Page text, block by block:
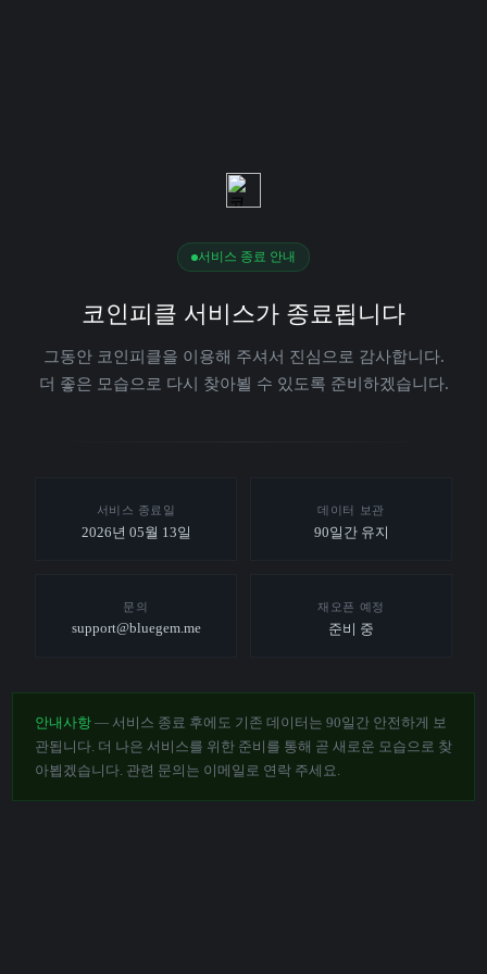
서비스 종료 안내
코인피클 서비스가 종료됩니다
그동안 코인피클을 이용해 주셔서 진심으로 감사합니다.
더 좋은 모습으로 다시 찾아뵐 수 있도록 준비하겠습니다.
서비스 종료일
2026년 05월 13일
데이터 보관
90일간 유지
문의
support@bluegem.me
재오픈 예정
준비 중
안내사항 — 서비스 종료 후에도 기존 데이터는 90일간 안전하게 보
관됩니다. 더 나은 서비스를 위한 준비를 통해 곧 새로운 모습으로 찾
아뵙겠습니다. 관련 문의는 이메일로 연락 주세요.